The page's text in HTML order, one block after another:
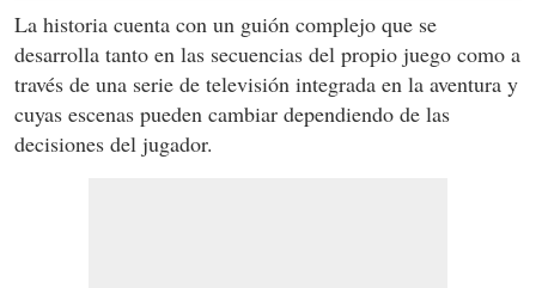
La historia cuenta con un guión complejo que se
desarrolla tanto en las secuencias del propio juego como a
través de una serie de televisión integrada en la aventura y
cuyas escenas pueden cambiar dependiendo de las
decisiones del jugador.